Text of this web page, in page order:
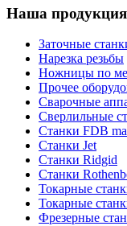
Наша продукция
Заточные
Нарезка резьбы
Ножницы по
Прочее
Сварочные
Сверлильные
Станки FDB
Станки Jet
Станки Ridgid
Станки
Токарные
Токарные
Фрезерные